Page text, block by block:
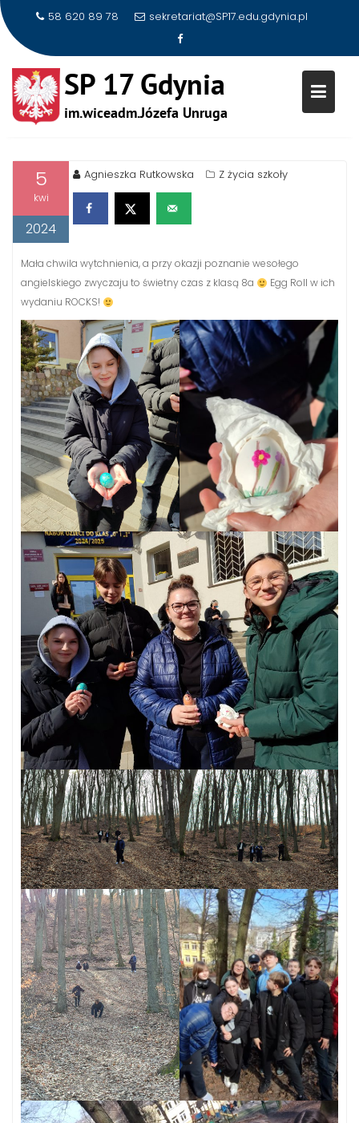
content
58 620 89 78 sekretariat@SP17.edu.gdynia.pl
EASTER EGG ROLL BY 8A
5
kwi
2024
Agnieszka Rutkowska Z życia szkoły
Mała chwila wytchnienia, a przy okazji poznanie wesołego
angielskiego zwyczaju to świetny czas z klasą 8a
Egg Roll w ich
wydaniu ROCKS!